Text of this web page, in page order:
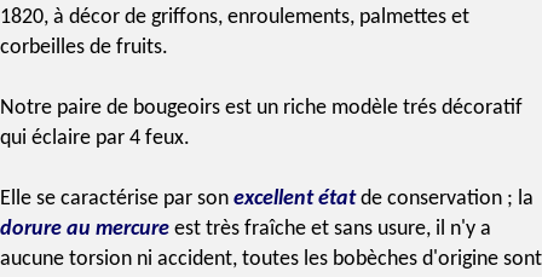
1820, à décor de griffons, enroulements, palmettes et
corbeilles de fruits.
Notre paire de bougeoirs est un riche modèle trés décoratif
qui éclaire par 4 feux.
Elle se caractérise par son excellent étatde conservation ; la
dorure au mercure est très fraîche et sans usure, il n'y a
aucune torsion ni accident, toutes les bobèches d'origine sont